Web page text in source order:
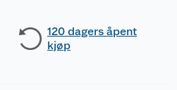
120 dagers åpent
kjøp